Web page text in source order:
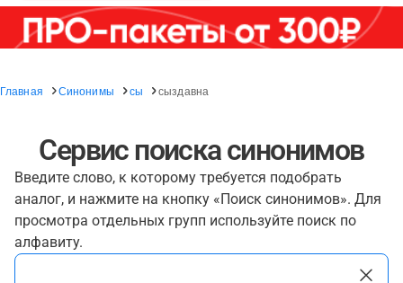
Главная Синонимы сы сыздавна
Сервис поиска синонимов
Введите слово, к которому требуется подобрать
аналог, и нажмите на кнопку «Поиск синонимов». Для
просмотра отдельных групп используйте поиск по
алфавиту.